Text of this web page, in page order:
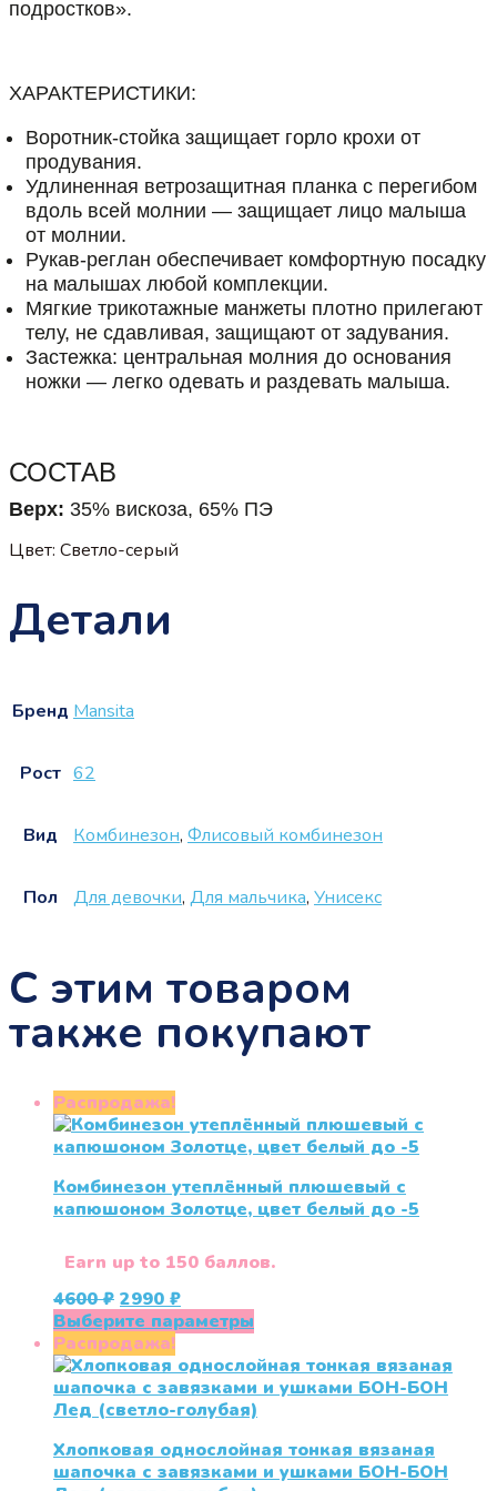
подростков».
ХАРАКТЕРИСТИКИ:
Воротник-стойка защищает горло крохи от
продувания.
Удлиненная ветрозащитная планка с перегибом
вдоль всей молнии — защищает лицо малыша
от молнии.
Рукав-реглан обеспечивает комфортную посадку
на малышах любой комплекции.
Мягкие трикотажные манжеты плотно прилегают
телу, не сдавливая, защищают от задувания.
Застежка: центральная молния до основания
ножки — легко одевать и раздевать малыша.
СОСТАВ
Верх: 35% вискоза, 65% ПЭ
Цвет: Светло-серый
Детали
Бренд Mansita
Рост 62
Вид Комбинезон, Флисовый комбинезон
Пол Для девочки, Для мальчика, Унисекс
С этим товаром
также покупают
Распродажа!
Комбинезон утеплённый плюшевый с
капюшоном Золотце, цвет белый до -5
Earn up to 150 баллов.
4600₽ Первоначальная
цена
составляла
4600 ₽.
2990₽Текущая
цена:
Выберите параметры
имеет
несколько
вариаций.
можно
выбрать
Распродажа!
Хлопковая однослойная тонкая вязаная
шапочка с завязками и ушками БОН-БОН